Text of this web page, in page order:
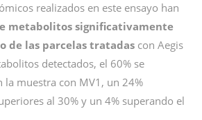
realizados en este ensayo han
metabolitos significativamente
de las parcelas tratadas con Aegis
detectados, el 60% se
la muestra con MV1, un 24%
al 30% y un 4% superando el